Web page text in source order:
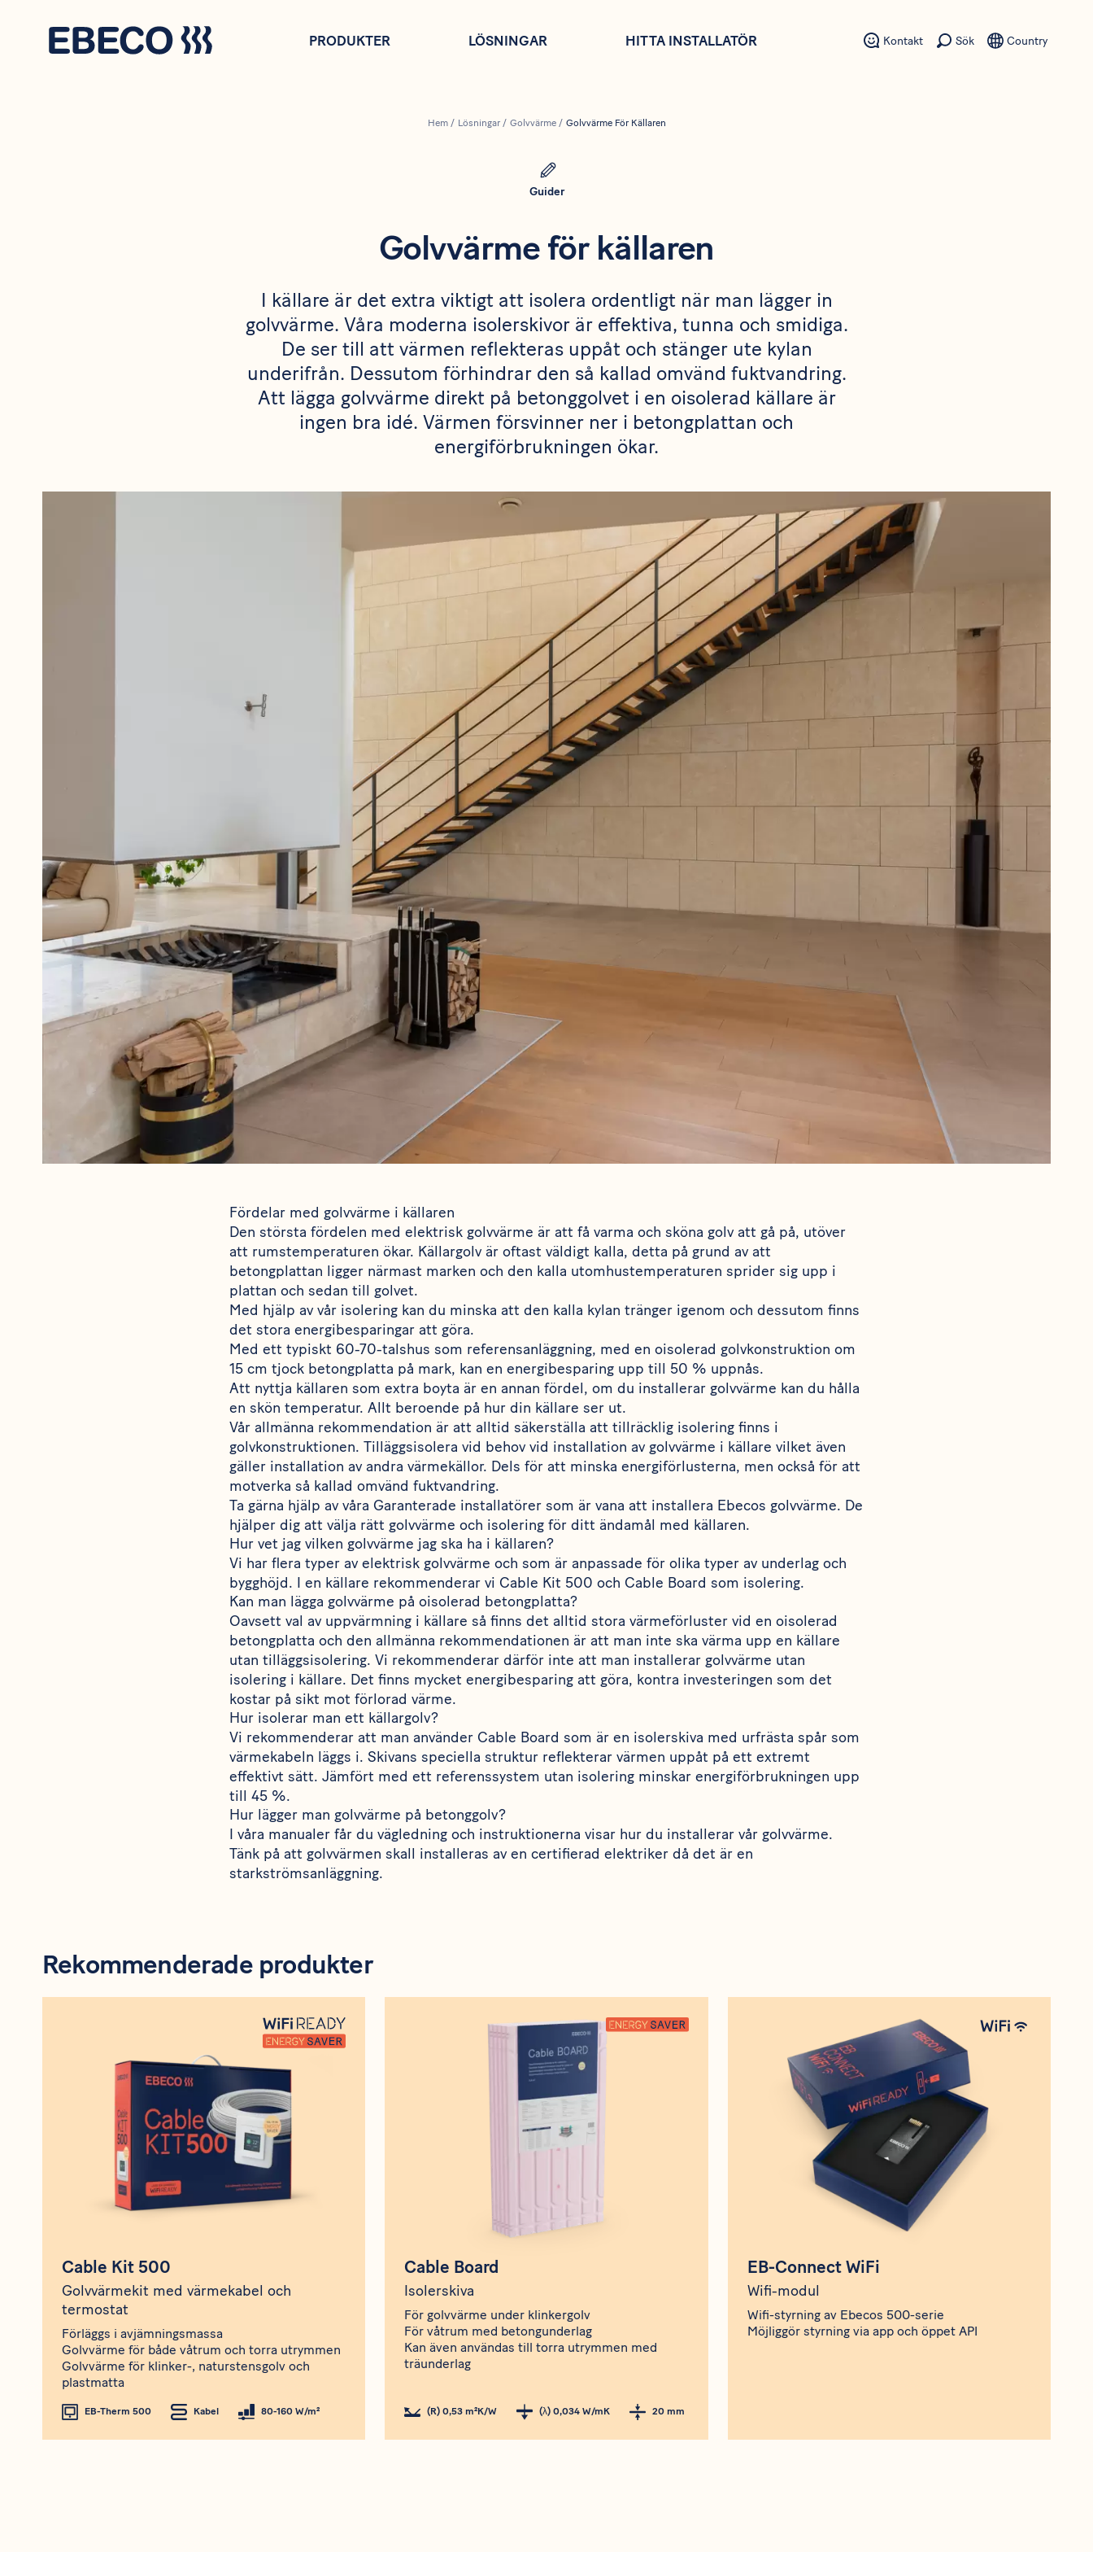
huvudinnehåll
PRODUKTER LÖSNINGAR HITTA INSTALLATÖR Kontakt Sök Country
Hem/ Lösningar/ Golvvärme/ Golvvärme För Källaren
Guider
Golvvärme för källaren
I källare är det extra viktigt att isolera ordentligt när man lägger in
golvvärme. Våra moderna isolerskivor är effektiva, tunna och smidiga.
De ser till att värmen reflekteras uppåt och stänger ute kylan
underifrån. Dessutom förhindrar den så kallad omvänd fuktvandring.
Att lägga golvvärme direkt på betonggolvet i en oisolerad källare är
ingen bra idé. Värmen försvinner ner i betongplattan och
energiförbrukningen ökar.
Fördelar med golvvärme i källaren
Den största fördelen med elektrisk golvvärme är att få varma och sköna golv att gå på, utöver
att rumstemperaturen ökar. Källargolv är oftast väldigt kalla, detta på grund av att
betongplattan ligger närmast marken och den kalla utomhustemperaturen sprider sig upp i
plattan och sedan till golvet.
Med hjälp av vår isolering kan du minska att den kalla kylan tränger igenom och dessutom finns
det stora energibesparingar att göra.
Med ett typiskt 60-70-talshus som referensanläggning, med en oisolerad golvkonstruktion om
15 cm tjock betongplatta på mark, kan en energibesparing upp till 50 % uppnås.
Att nyttja källaren som extra boyta är en annan fördel, om du installerar golvvärme kan du hålla
en skön temperatur. Allt beroende på hur din källare ser ut.
Vår allmänna rekommendation är att alltid säkerställa att tillräcklig isolering finns i
golvkonstruktionen. Tilläggsisolera vid behov vid installation av golvvärme i källare vilket även
gäller installation av andra värmekällor. Dels för att minska energiförlusterna, men också för att
motverka så kallad omvänd fuktvandring.
Ta gärna hjälp av våra Garanterade installatörer som är vana att installera Ebecos golvvärme. De
hjälper dig att välja rätt golvvärme och isolering för ditt ändamål med källaren.
Hur vet jag vilken golvvärme jag ska ha i källaren?
Vi har flera typer av elektrisk golvvärme och som är anpassade för olika typer av underlag och
bygghöjd. I en källare rekommenderar vi Cable Kit 500 och Cable Board som isolering.
Kan man lägga golvvärme på oisolerad betongplatta?
Oavsett val av uppvärmning i källare så finns det alltid stora värmeförluster vid en oisolerad
betongplatta och den allmänna rekommendationen är att man inte ska värma upp en källare
utan tilläggsisolering. Vi rekommenderar därför inte att man installerar golvvärme utan
isolering i källare. Det finns mycket energibesparing att göra, kontra investeringen som det
kostar på sikt mot förlorad värme.
Hur isolerar man ett källargolv?
Vi rekommenderar att man använder Cable Board som är en isolerskiva med urfrästa spår som
värmekabeln läggs i. Skivans speciella struktur reflekterar värmen uppåt på ett extremt
effektivt sätt. Jämfört med ett referenssystem utan isolering minskar energiförbrukningen upp
till 45 %.
Hur lägger man golvvärme på betonggolv?
I våra manualer får du vägledning och instruktionerna visar hur du installerar vår golvvärme.
Tänk på att golvvärmen skall installeras av en certifierad elektriker då det är en
starkströmsanläggning.
Rekommenderade produkter
Cable Kit 500
Golvvärmekit med värmekabel och
termostat
Förläggs i avjämningsmassa
Golvvärme för både våtrum och torra utrymmen
Golvvärme för klinker-, naturstensgolv och
plastmatta
EB-Therm 500 Kabel 80-160 W/m²
Cable Board
Isolerskiva
För golvvärme under klinkergolv
För våtrum med betongunderlag
Kan även användas till torra utrymmen med
träunderlag
(R) 0,53 m²K/W (λ) 0,034 W/mK 20 mm
EB-Connect WiFi
Wifi-modul
Wifi-styrning av Ebecos 500-serie
Möjliggör styrning via app och öppet API